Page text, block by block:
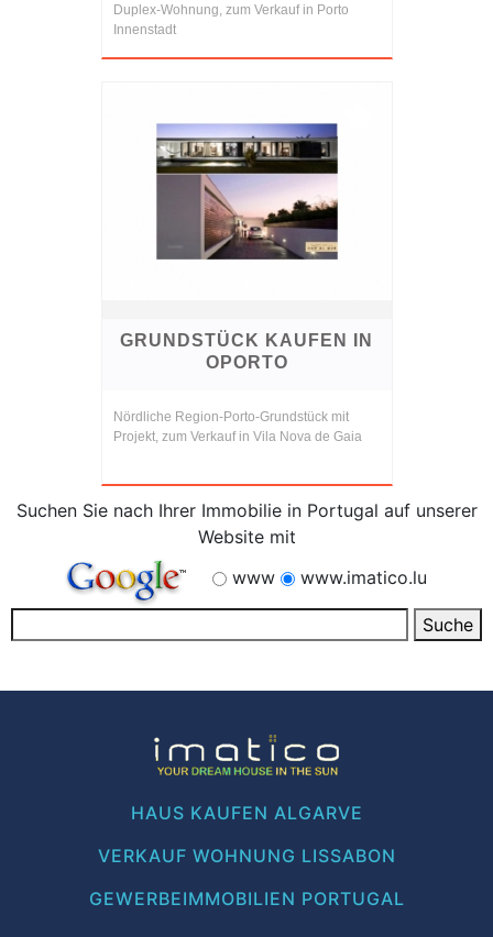
Duplex-Wohnung, zum Verkauf in Porto
Innenstadt
GRUNDSTÜCK KAUFEN IN
OPORTO
Nördliche Region-Porto-Grundstück mit
Projekt, zum Verkauf in Vila Nova de Gaia
Suchen Sie nach Ihrer Immobilie in Portugal auf unserer
Website mit
www
www.imatico.lu
HAUS KAUFEN ALGARVE
VERKAUF WOHNUNG LISSABON
GEWERBEIMMOBILIEN PORTUGAL